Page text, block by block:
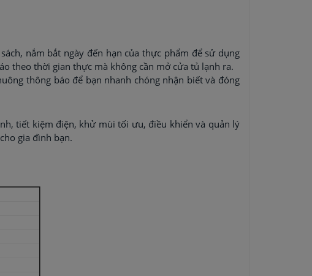
nắm bắt ngày đến hạn của thực phẩm để sử dụng
theo thời gian thực mà không cần mở cửa tủ lạnh ra.
thông báo để bạn nhanh chóng nhận biết và đóng
tiết kiệm điện, khử mùi tối ưu, điều khiển và quản lý
gia đình bạn.